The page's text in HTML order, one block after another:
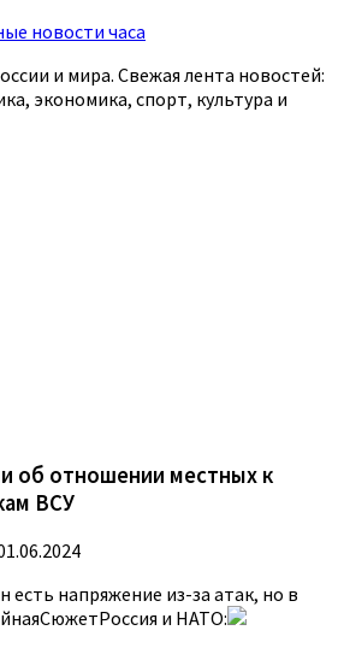
новости часа
и мира. Свежая лента новостей:
экономика, спорт, культура и
об отношении местных к
ВСУ
есть напряжение из-за атак, но в
и НАТО: